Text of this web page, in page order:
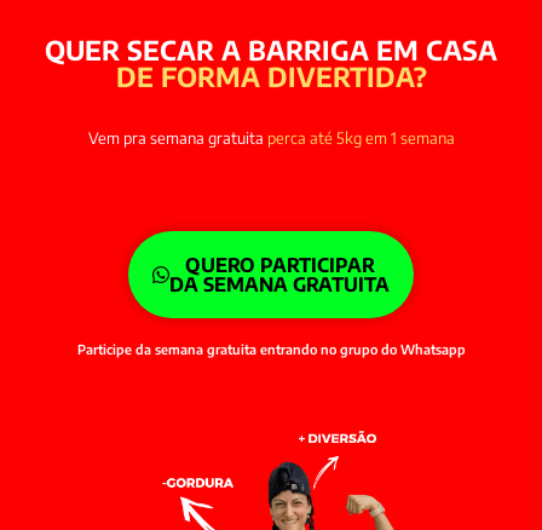
QUER SECAR A BARRIGA EM CASA
DE FORMA DIVERTIDA?
Vem pra semana gratuita perca até 5kg em 1 semana
QUERO PARTICIPAR
DA SEMANA GRATUITA
Participe da semana gratuita entrando no grupo do Whatsapp